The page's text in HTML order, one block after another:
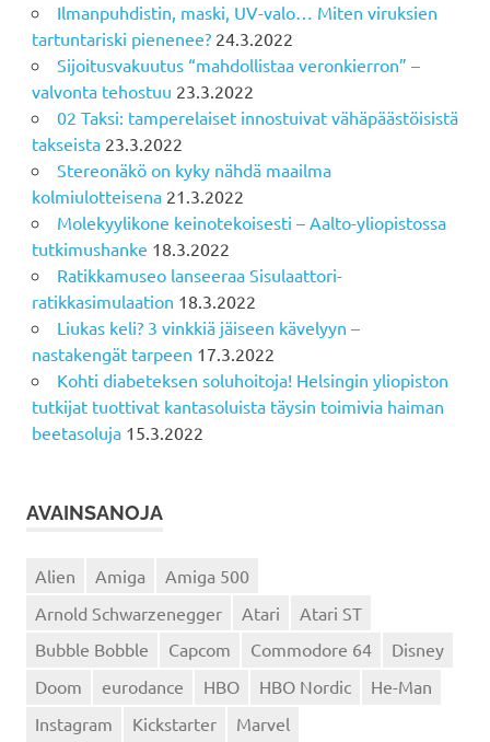
Ilmanpuhdistin, maski, UV-valo… Miten viruksien
tartuntariski pienenee? 24.3.2022
Sijoitusvakuutus “mahdollistaa veronkierron” –
valvonta tehostuu 23.3.2022
02 Taksi: tamperelaiset innostuivat vähäpäästöisistä
takseista 23.3.2022
Stereonäkö on kyky nähdä maailma
kolmiulotteisena 21.3.2022
Molekyylikone keinotekoisesti – Aalto-yliopistossa
tutkimushanke 18.3.2022
Ratikkamuseo lanseeraa Sisulaattori-
ratikkasimulaation 18.3.2022
Liukas keli? 3 vinkkiä jäiseen kävelyyn –
nastakengät tarpeen 17.3.2022
Kohti diabeteksen soluhoitoja! Helsingin yliopiston
tutkijat tuottivat kantasoluista täysin toimivia haiman
beetasoluja 15.3.2022
AVAINSANOJA
Alien Amiga
Amiga 500
Arnold Schwarzenegger
Atari
Atari ST
Bubble Bobble
Capcom Commodore 64
Disney
Doom
eurodance HBO HBO Nordic
He-Man
Instagram
Kickstarter Marvel